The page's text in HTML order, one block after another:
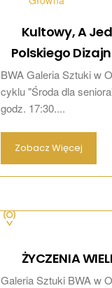
Kultowy, A
Polskiego
BWA Galeria Sztuki w
cyklu "Środa dla
godz. 17:30....
Zobacz Więcej
ŻYCZENIA
Galeria Sztuki BWA w